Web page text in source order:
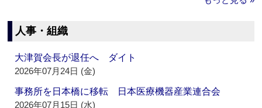
人事・組織
大津賀会長が退任へ ダイト
2026年07月24日 (金)
事務所を日本橋に移転 日本医療機器産業連合会
2026年07月15日 (水)